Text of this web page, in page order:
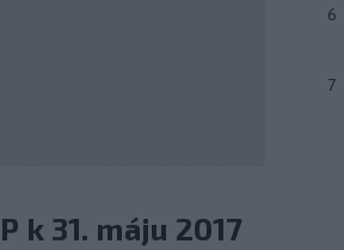
k 31. máju 2017
6
7